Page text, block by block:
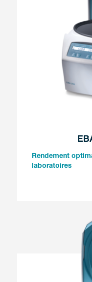
Rendement
laboratoires